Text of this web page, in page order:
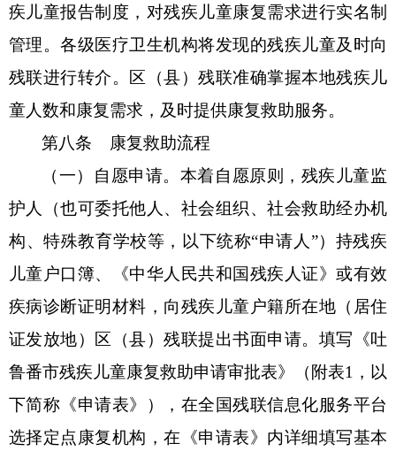
疾儿童报告制度，对残疾儿童康复需求进行实名制
管理。各级医疗卫生机构将发现的残疾儿童及时向
残联进行转介。 区 （县）残联准确掌握本地残疾儿
童人数和康复需求，及时提供康复救助服务。
第八条
康复救助流程
（一）自愿申请。本着自愿原则，残疾儿童监
护人（也可委托他人、社会组织、社会救助经办机
构、特殊教育学校等，以下统称“申请人”）持残疾
儿童户口簿、《中华人民共和国残疾人证》或有效
疾病诊断证明材料，向残疾儿童户籍所在地（居住
证发放地） 区 （县）残联提出书面申请。填写《吐
鲁番市残疾儿童康复救助申请审批表》（附表1，以
下简称《申请表》），在全国残联信息化服务平台
选择定点康复机构，在《申请表》内详细填写基本